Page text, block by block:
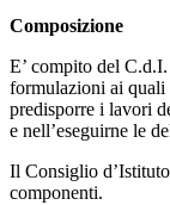
Composizione
E’ compito del
formulazioni ai quali
predisporre i lavori
e nell’eseguirne le
Il Consiglio
componenti.